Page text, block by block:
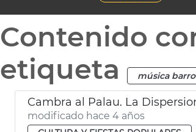
Contenido
etiqueta
música
Cambra al Palau. La
modificado hace 4 años